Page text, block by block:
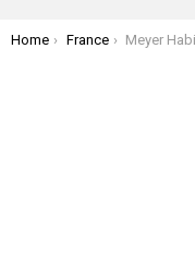
You are here:
Home France Meyer Habib avertit la France : « Si jamais il y a une reconnaissance d’un